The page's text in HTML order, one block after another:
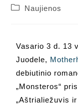
Naujienos
Vasario 3 d. 13
Juodele,
debiutinio
„Monsteros“
„Aštrialiežuvis